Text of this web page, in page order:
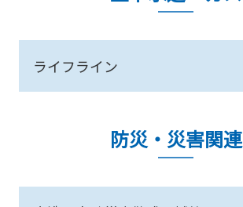
ライフライン
防災・災害関連